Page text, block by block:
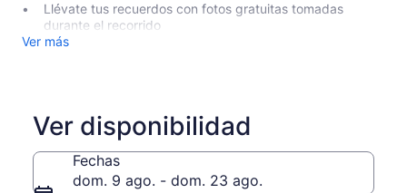
Llévate tus recuerdos con fotos gratuitas tomadas
durante el recorrido
Ver más
Ver disponibilidad
Fechas
dom. 9 ago. - dom. 23 ago.